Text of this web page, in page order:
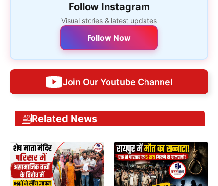
Follow Instagram
Visual stories & latest updates
Follow Now
Join Our Youtube Channel
Related News